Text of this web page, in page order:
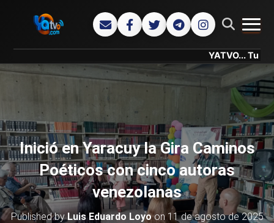
YATVO... Tu Canal
Inició en Yaracuy la Gira Caminos
Poéticos con cinco autoras
venezolanas
Published byLuis Eduardo Loyoon11 de agosto de 2025